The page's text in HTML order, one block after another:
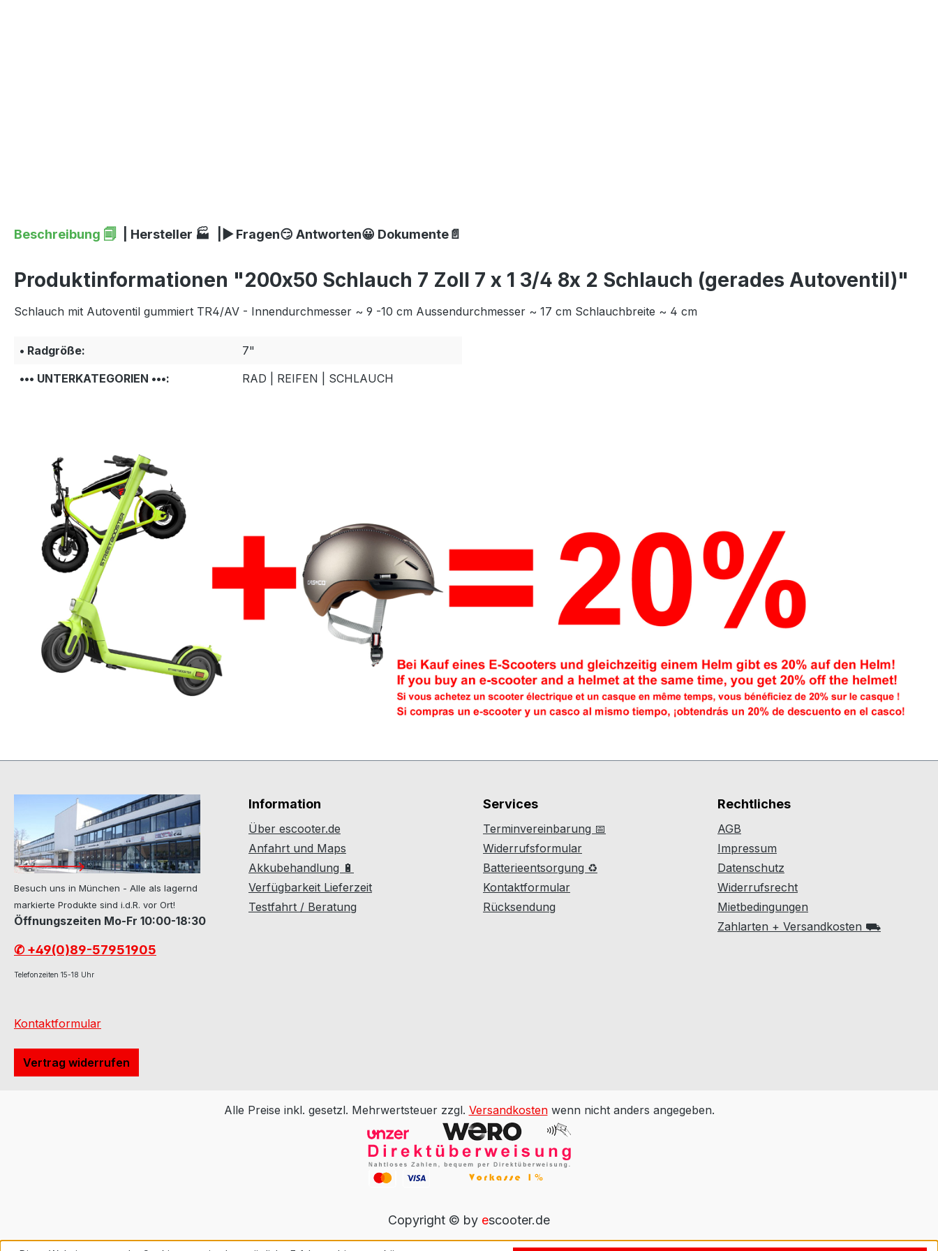
Beschreibung 🗐 | Hersteller 🏭 |▶ Fragen😏 Antworten😀 Dokumente📄
Produktinformationen "200x50 Schlauch 7 Zoll 7 x 1 3/4 8x 2 Schlauch (gerades Autoventil)"
Schlauch mit Autoventil gummiert TR4/AV - Innendurchmesser ~ 9 -10 cm Aussendurchmesser ~ 17 cm Schlauchbreite ~ 4 cm
• Radgröße:
7"
••• UNTERKATEGORIEN •••:
RAD | REIFEN | SCHLAUCH
Besuch uns in München - Alle als lagernd
markierte Produkte sind i.d.R. vor Ort!
Öffnungszeiten Mo-Fr 10:00-18:30
✆ +49(0)89-57951905
Telefonzeiten 15-18 Uhr
Kontaktformular
Vertrag widerrufen
Information
Über escooter.de
Anfahrt und Maps
Akkubehandlung 🔋
Verfügbarkeit Lieferzeit
Testfahrt / Beratung
Services
Terminvereinbarung 📅
Widerrufsformular
Batterieentsorgung ♻
Kontaktformular
Rücksendung
Rechtliches
AGB
Impressum
Datenschutz
Widerrufsrecht
Mietbedingungen
Zahlarten + Versandkosten ⛟
Alle Preise inkl. gesetzl. Mehrwertsteuer zzgl. Versandkostenwenn nicht anders angegeben.
Copyright © by escooter.de